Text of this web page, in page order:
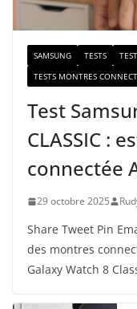
SAMSUNG TESTS
TESTS MONTRES
Test
CLASSIC :
connectée
29 octobre 2025
Share Tweet Pin
des montres
Galaxy Watch 8